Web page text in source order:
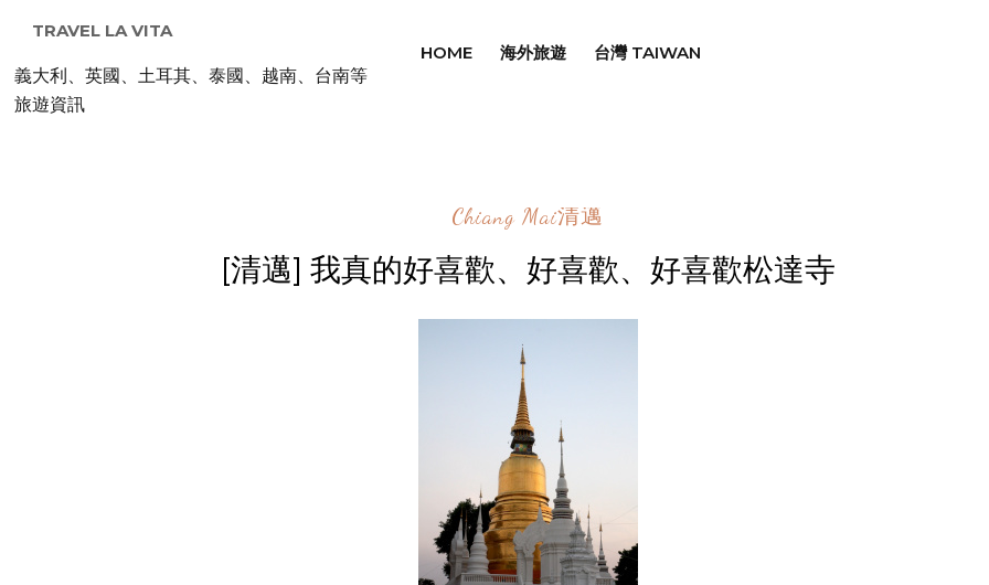
TRAVEL LA VITA
義大利、英國、土耳其、泰國、越南、台南等
旅遊資訊
HOME 海外旅遊 台灣 TAIWAN
Chiang Mai清邁
[清邁] 我真的好喜歡、好喜歡、好喜歡松達寺